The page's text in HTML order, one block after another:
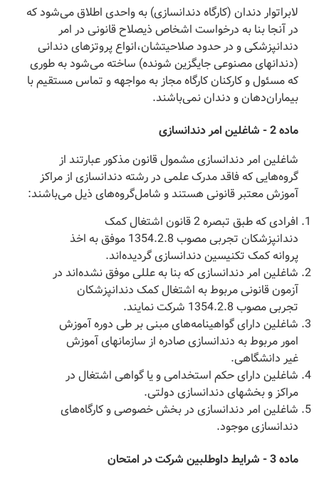
‌لابراتوار دندان (‌کارگاه دندانسازی) به واحدی اطلاق می‌شود که
در آنجا بنا به درخواست اشخاص ذیصلاح قانونی در امر
دندانپزشکی و در حدود صلاحیتشان،‌انواع پروتزهای دندانی
(‌دندانهای مصنوعی جایگزین شونده) ساخته می‌شود به طوری
که مسئول و کارکنان کارگاه مجاز به مواجهه و تماس مستقیم با
بیماران‌دهان و دندان نمی‌باشند.
‌ماده 2 - شاغلین امر دندانسازی
‌شاغلین امر دندانسازی مشمول قانون مذکور عبارتند از
گروه‌هایی که فاقد مدرک علمی در رشته دندانسازی از مراکز
آموزش معتبر قانونی هستند و شامل‌گروه‌های ذیل می‌باشند:
افرادی که طبق تبصره 2 قانون اشتغال کمک
دندانپزشکان تجربی مصوب 1354.2.8 موفق به اخذ
پروانه کمک تکنیسین دندانسازی گردیده‌اند.
شاغلین امر دندانسازی که بنا به عللی موفق نشده‌اند در
آزمون قانونی مربوط به اشتغال کمک دندانپزشکان
تجربی مصوب 1354.2.8 شرکت نمایند.
شاغلین دارای گواهینامه‌های مبنی بر طی دوره آموزش
امور مربوط به دندانسازی صادره از سازمانهای آموزش
غیر دانشگاهی.
شاغلین دارای حکم استخدامی و یا گواهی اشتغال در
مراکز و بخشهای دندانسازی دولتی.
شاغلین امر دندانسازی در بخش خصوصی و کارگاه‌های
دندانسازی موجود.
‌ماده 3 - شرایط داوطلبین شرکت در امتحان